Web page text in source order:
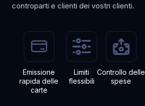
controparti e clienti dei vostri clienti.
Emissione
rapida delle
carte
Limiti
flessibili
Controllo delle
spese